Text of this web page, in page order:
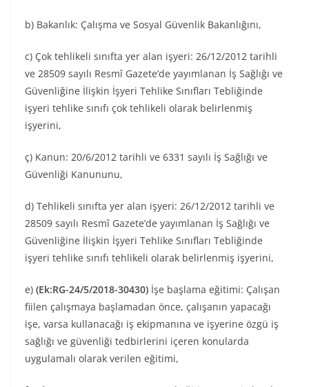
b) Bakanlık: Çalışma ve Sosyal Güvenlik Bakanlığını,
c) Çok tehlikeli sınıfta yer alan işyeri: 26/12/2012 tarihli
ve 28509 sayılı Resmî Gazete’de yayımlanan İş Sağlığı ve
Güvenliğine İlişkin İşyeri Tehlike Sınıfları Tebliğinde
işyeri tehlike sınıfı çok tehlikeli olarak belirlenmiş
işyerini,
ç) Kanun: 20/6/2012 tarihli ve 6331 sayılı İş Sağlığı ve
Güvenliği Kanununu,
d) Tehlikeli sınıfta yer alan işyeri: 26/12/2012 tarihli ve
28509 sayılı Resmî Gazete’de yayımlanan İş Sağlığı ve
Güvenliğine İlişkin İşyeri Tehlike Sınıfları Tebliğinde
işyeri tehlike sınıfı tehlikeli olarak belirlenmiş işyerini,
e) (Ek:RG-24/5/2018-30430) İşe başlama eğitimi: Çalışan
fiilen çalışmaya başlamadan önce, çalışanın yapacağı
işe, varsa kullanacağı iş ekipmanına ve işyerine özgü iş
sağlığı ve güvenliği tedbirlerini içeren konularda
uygulamalı olarak verilen eğitimi,